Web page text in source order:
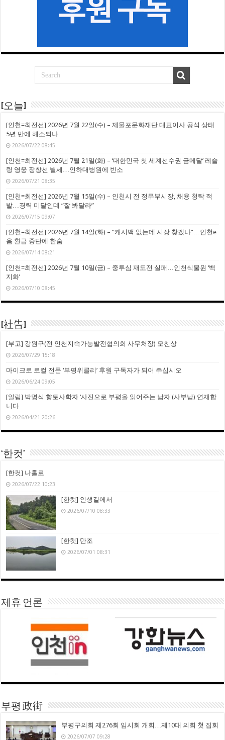
[오늘]
[인천=최전선] 2026년 7월 22일(수) – 제물포문화재단 대표이사 공석 상태
5년 만에 해소되나
2026/07/22 08:45
[인천=최전선] 2026년 7월 21일(화) – ‘대한민국 첫 세계선수권 금메달’ 레슬
링 영웅 장창선 별세…인하대병원에 빈소
2026/07/21 08:35
[인천=최전선] 2026년 7월 15일(수) – 인천시 전 정무부시장, 채용 청탁 적
발…경력 미달인데 “잘 봐달라”
2026/07/15 09:07
[인천=최전선] 2026년 7월 14일(화) – “캐시백 없는데 시장 찾겠나”…인천e
음 환급 중단에 한숨
2026/07/14 08:21
[인천=최전선] 2026년 7월 10일(금) – 중투심 재도전 실패…인천식물원 ‘백
지화’
2026/07/10 08:45
[社告]
[부고] 강원구(전 인천지속가능발전협의회 사무처장) 모친상
2026/07/29 15:18
마이크로 로컬 전문 ‘부평위클리’ 후원 구독자가 되어 주십시오
2026/06/24 09:05
[알림] 박명식 향토사학자 ‘사진으로 부평을 읽어주는 남자'(사부남) 연재합
니다
2026/04/21 20:26
‘한컷’
[한컷] 나홀로
2026/07/22 10:23
[한컷] 인생길에서
2026/07/10 08:33
[한컷] 만조
2026/07/01 08:31
제휴 언론
부평 政街
부평구의회 제276회 임시회 개회…제10대 의회 첫 집회
2026/07/07 09:28